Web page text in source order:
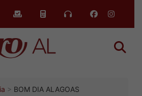
BOM DIA ALAGOAS